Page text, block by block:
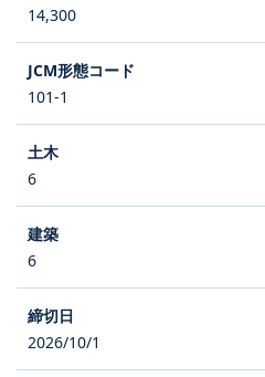
14,300
101-1
6
6
2026/10/1